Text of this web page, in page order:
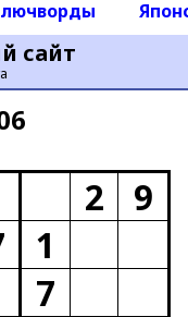
сайт
2
9
1
7